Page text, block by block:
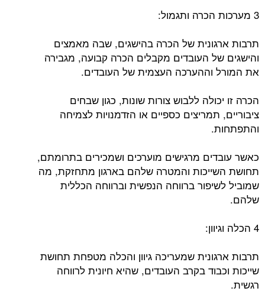
3 מערכות הכרה ותגמול:
תרבות ארגונית של הכרה בהישגים, שבה מאמצים
והישגים של העובדים מקבלים הכרה קבועה, מגבירה
את המורל וההערכה העצמית של העובדים.
הכרה זו יכולה ללבוש צורות שונות, כגון שבחים
ציבוריים, תמריצים כספיים או הזדמנויות לצמיחה
והתפתחות.
כאשר עובדים מרגישים מוערכים ושמכירים בתרומתם,
תחושת השייכות והמטרה שלהם בארגון מתחזקת, מה
שמוביל לשיפור ברווחה הנפשית וברווחה הכללית
שלהם.
4 הכלה וגיוון:
תרבות ארגונית שמעריכה גיוון והכלה מטפחת תחושת
שייכות וכבוד בקרב העובדים, שהיא חיונית לרווחה
רגשית.